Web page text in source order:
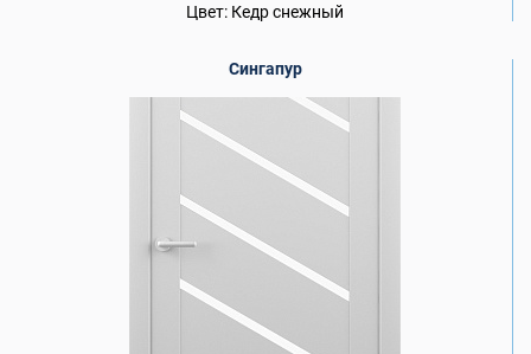
Цвет: Кедр снежный
Сингапур